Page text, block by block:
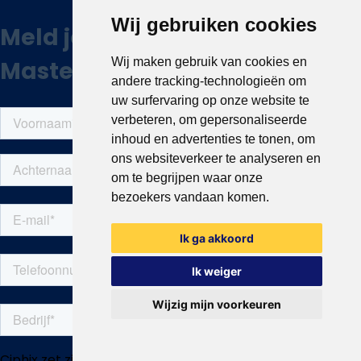
Wij gebruiken cookies
Wij maken gebruik van cookies en
andere tracking-technologieën om
uw surfervaring op onze website te
verbeteren, om gepersonaliseerde
inhoud en advertenties te tonen, om
ons websiteverkeer te analyseren en
om te begrijpen waar onze
bezoekers vandaan komen.
Ik ga akkoord
Ik weiger
Wijzig mijn voorkeuren